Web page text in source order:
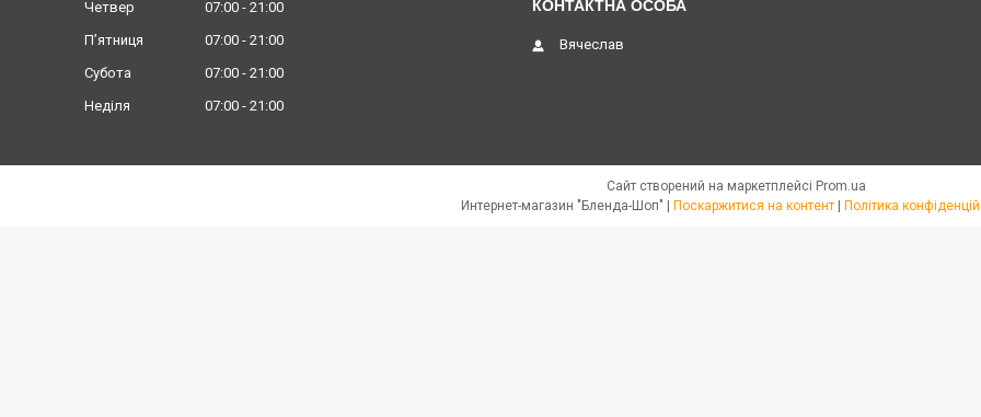
Четвер
07:00
21:00
Пʼятниця
07:00
21:00
Субота
07:00
21:00
Неділя
07:00 21:00
Вячеслав
Сайт створений на маркетплейсі Prom.ua
Поскаржитися на контент Політика